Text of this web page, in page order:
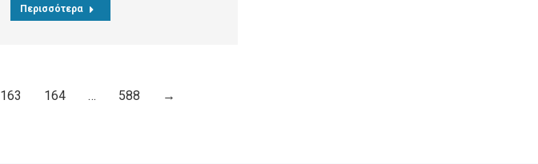
Περισσότερα
163 164 … 588 →